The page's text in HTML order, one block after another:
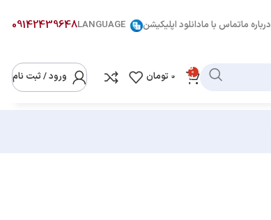
درباره ماتماس با مادانلود اپلیکیشن LANGUAGE
09142439648
دسته
بندی
کالاها
0
0 تومان ورود / ثبت نام